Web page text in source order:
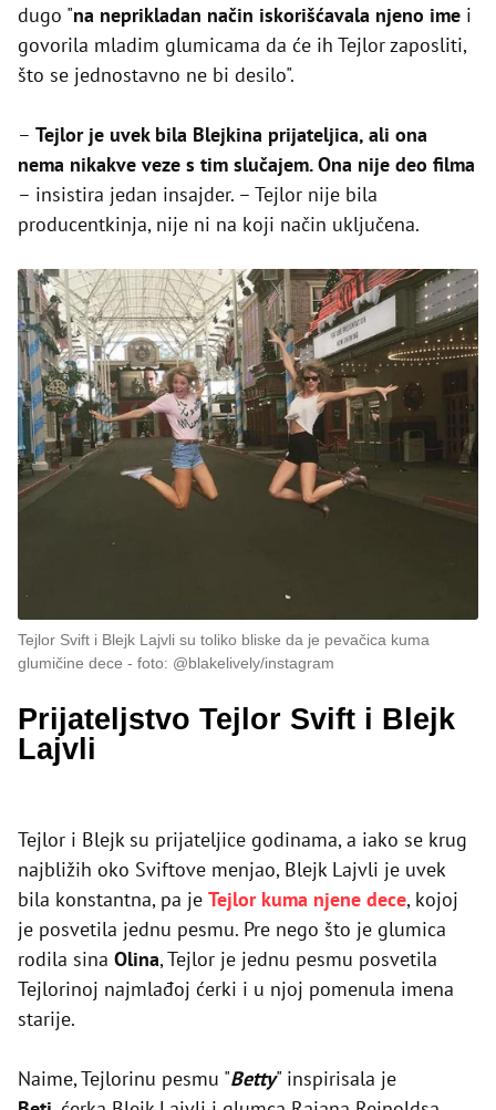
dugo "na neprikladan način iskorišćavala njeno ime i
govorila mladim glumicama da će ih Tejlor zaposliti,
što se jednostavno ne bi desilo".
– Tejlor je uvek bila Blejkina prijateljica, ali ona
nema nikakve veze s tim slučajem. Ona nije deo filma
– insistira jedan insajder. – Tejlor nije bila
producentkinja, nije ni na koji način uključena.
Tejlor Svift i Blejk Lajvli su toliko bliske da je pevačica kuma
glumičine dece
foto: @blakelively/instagram
Prijateljstvo Tejlor Svift i Blejk
Lajvli
Tejlor i Blejk su prijateljice godinama, a iako se krug
najbližih oko Sviftove menjao, Blejk Lajvli je uvek
bila konstantna, pa je Tejlor kuma njene dece, kojoj
je posvetila jednu pesmu. Pre nego što je glumica
rodila sina Olina, Tejlor je jednu pesmu posvetila
Tejlorinoj najmlađoj ćerki i u njoj pomenula imena
starije.
Naime, Tejlorinu pesmu "Betty" inspirisala je